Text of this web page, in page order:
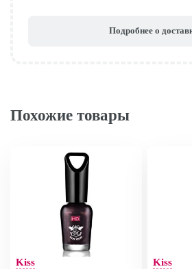
Подробнее о
Похожие товары
Kiss Kiss